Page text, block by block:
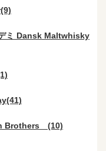
ミ Dansk Maltwhisky
Brothers (10)